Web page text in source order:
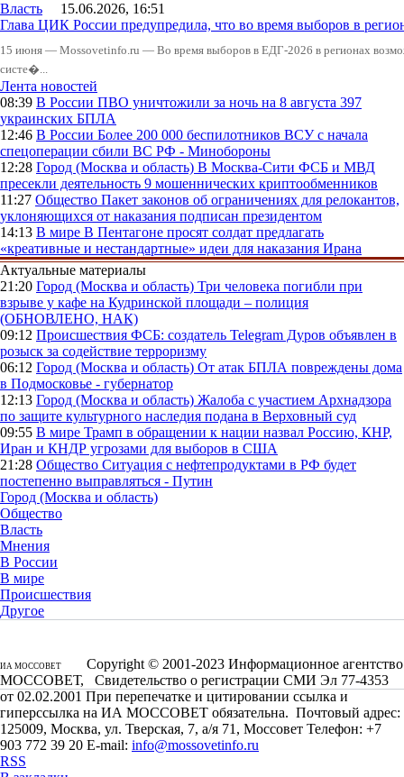
Власть 15.06.2026, 16:51
Глава ЦИК России предупредила, что во время выборов в
15 июня — Mossovetinfo.ru — Во время выборов в ЕДГ-2026 в регионах
систе�...
Лента новостей
08:39 В России ПВО уничтожили за ночь на 8 августа 397
украинских БПЛА
12:46 В России Более 200 000 беспилотников ВСУ с начала
спецоперации сбили ВС РФ - Минобороны
12:28 Город (Москва и область) В Москва-Сити ФСБ и МВД
пресекли деятельность 9 мошеннических криптообменников
11:27 Общество Пакет законов об ограничениях для релокантов,
уклоняющихся от наказания подписан президентом
14:13 В мире В Пентагоне просят солдат предлагать
«креативные и нестандартные» идеи для наказания Ирана
Актуальные материалы
21:20 Город (Москва и область) Три человека погибли при
взрыве у кафе на Кудринской площади – полиция
(ОБНОВЛЕНО, НАК)
09:12 Происшествия ФСБ: создатель Telegram Дуров объявлен в
розыск за содействие терроризму
06:12 Город (Москва и область) От атак БПЛА повреждены дома
в Подмосковье - губернатор
12:13 Город (Москва и область) Жалоба с участием Архнадзора
по защите культурного наследия подана в Верховный суд
09:55 В мире Трамп в обращении к нации назвал Россию, КНР,
Иран и КНДР угрозами для выборов в США
21:28 Общество Ситуация с нефтепродуктами в РФ будет
постепенно выправляться - Путин
Город (Москва и область)
Общество
Власть
Мнения
В России
В мире
Происшествия
Другое
ИА МОССОВЕТ
Copyright © 2001-2023 Информационное агентство
МОССОВЕТ, Свидетельство о регистрации СМИ Эл 77-4353
от 02.02.2001 При перепечатке и цитировании ссылка и
гиперссылка на ИА МОССОВЕТ обязательна. Почтовый адрес:
125009, Москва, ул. Тверская, 7, а/я 71, Моссовет Телефон: +7
903 772 39 20 E-mail: info@mossovetinfo.ru
RSS